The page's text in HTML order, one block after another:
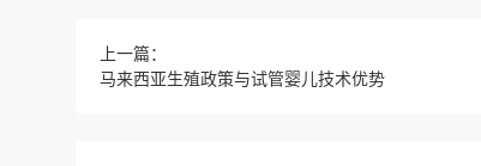
上一篇：
马来西亚生殖政策与试管婴儿技术优势